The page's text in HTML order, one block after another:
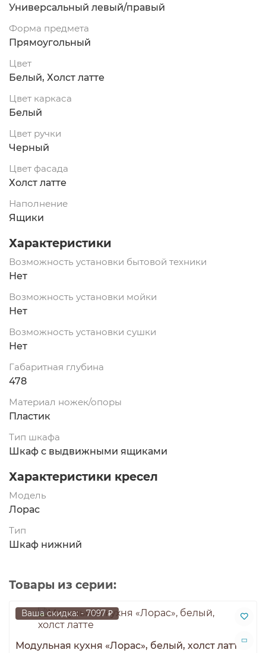
Универсальный левый/правый
Форма предмета
Прямоугольный
Цвет
Белый, Холст латте
Цвет каркаса
Белый
Цвет ручки
Черный
Цвет фасада
Холст латте
Наполнение
Ящики
Характеристики
Возможность установки бытовой техники
Нет
Возможность установки мойки
Нет
Возможность установки сушки
Нет
Габаритная глубина
478
Материал ножек/опоры
Пластик
Тип шкафа
Шкаф с выдвижными ящиками
Характеристики кресел
Модель
Лорас
Тип
Шкаф нижний
Товары из серии:
Ваша скидка: - 7097 ₽
Модульная кухня «Лорас», белый, холст латте